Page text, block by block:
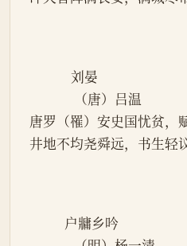
             刘晏
              （唐）吕温
唐罗（罹）安史国忧贫，
井地不均尧舜远，书生轻
           户牅乡吟